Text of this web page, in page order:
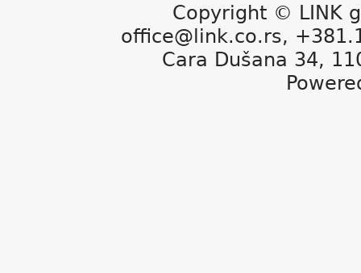
Copyright © LINK
office@link.co.rs,
Cara Dušana 34,